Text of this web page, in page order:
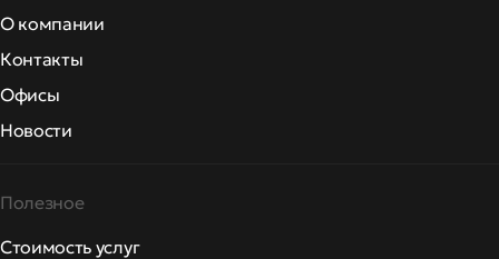
О компании
Контакты
Офисы
Новости
Полезное
Стоимость услуг